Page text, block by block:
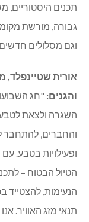
תכנים היסטוריים,
גבורה, מורשת
וגם מסלולים
אורית
והגנים: "חג
השגרה ולצאת
והחברים, להתחבר
ופעילויות בטבע.
הטיול הבטוח –
הנעימות, להצטייד
תנאי מזג האוויר.